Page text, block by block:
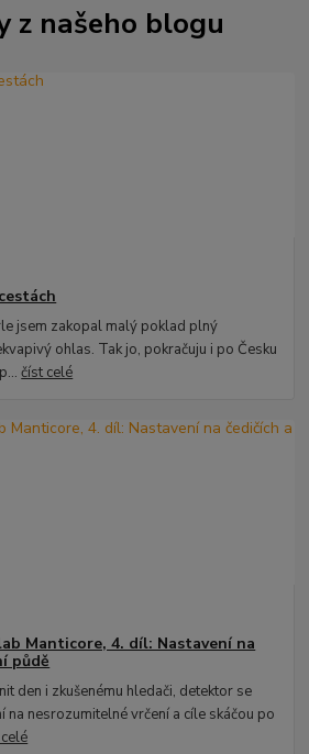
z našeho blogu
jsem zakopal malý poklad plný
ohlas. Tak jo, pokračuju i po Česku
číst celé
Manticore, 4. díl: Nastavení na
půdě
den i zkušenému hledači, detektor se
na nesrozumitelné vrčení a cíle skáčou po